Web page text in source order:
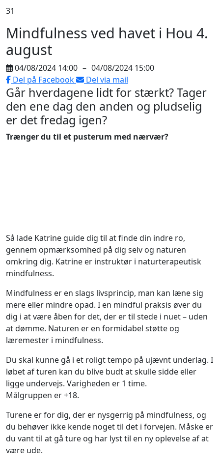
31
Mindfulness ved havet i Hou 4.
august
04/08/2024 14:00 – 04/08/2024 15:00
Del på Facebook
Del via mail
Går hverdagene lidt for stærkt? Tager
den ene dag den anden og pludselig
er det fredag igen?
Trænger du til et pusterum med nærvær?
Så lade Katrine guide dig til at finde din indre ro,
gennem opmærksomhed på dig selv og naturen
omkring dig. Katrine er instruktør i naturterapeutisk
mindfulness.
Mindfulness er en slags livsprincip, man kan læne sig
mere eller mindre opad. I en mindful praksis øver du
dig i at være åben for det, der er til stede i nuet – uden
at dømme. Naturen er en formidabel støtte og
læremester i mindfulness.
Du skal kunne gå i et roligt tempo på ujævnt underlag. I
løbet af turen kan du blive budt at skulle sidde eller
ligge undervejs. Varigheden er 1 time.
Målgruppen er +18.
Turene er for dig, der er nysgerrig på mindfulness, og
du behøver ikke kende noget til det i forvejen. Måske er
du vant til at gå ture og har lyst til en ny oplevelse af at
være ude.